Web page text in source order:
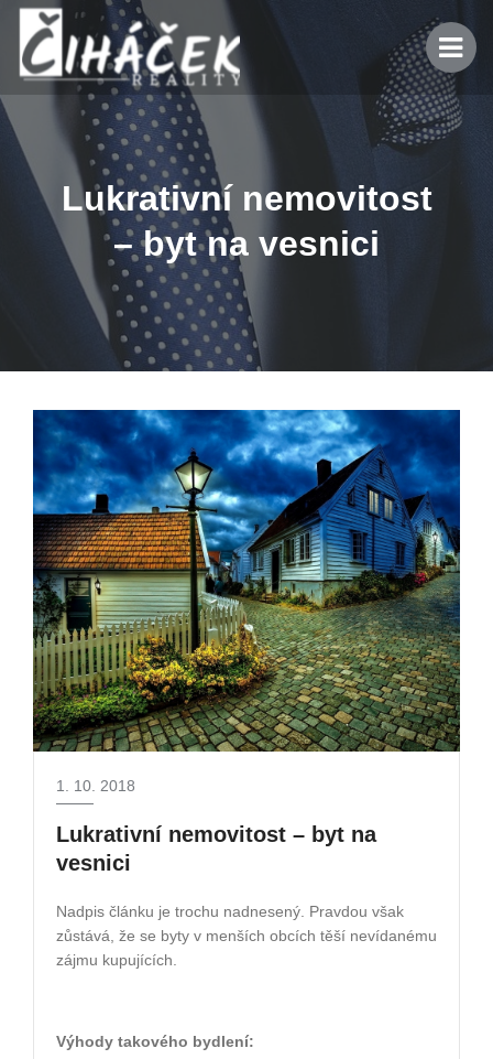
Lukrativní nemovitost
– byt na vesnici
1. 10. 2018
Lukrativní nemovitost – byt na
vesnici
Nadpis článku je trochu nadnesený. Pravdou však
zůstává, že se byty v menších obcích těší nevídanému
zájmu kupujících.
Výhody takového bydlení: